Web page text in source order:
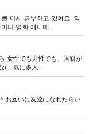
다시 공부하고 있어요. 약
나 영화 애니메..
女性でも男性でも、国籍が
(一気に多人..
お互いに友達になれたらい